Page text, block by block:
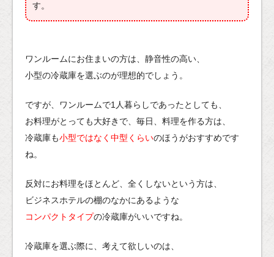
す。
ワンルームにお住まいの方は、静音性の高い、
小型の冷蔵庫を選ぶのが理想的でしょう。
ですが、ワンルームで1人暮らしであったとしても、
お料理がとっても大好きで、毎日、料理を作る方は、
冷蔵庫も小型ではなく中型くらいのほうがおすすめです
ね。
反対にお料理をほとんど、全くしないという方は、
ビジネスホテルの棚のなかにあるような
コンパクトタイプの冷蔵庫がいいですね。
冷蔵庫を選ぶ際に、考えて欲しいのは、